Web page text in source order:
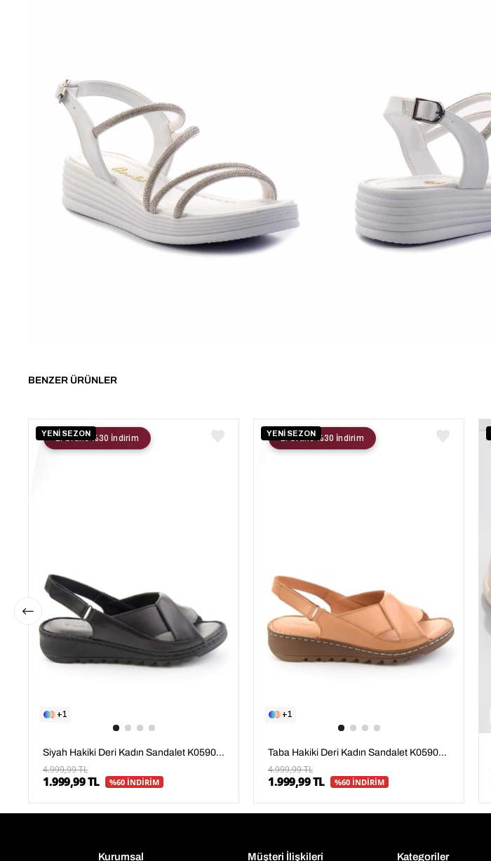
BENZER ÜRÜNLER
YENİ SEZON
1
Siyah Hakiki Deri Kadın Sandalet K05907001803
4.999,99 TL
1.999,99 TL %60 İNDİRİM
2. Ürüne %30 İndirim YENİ SEZON
1
Taba Hakiki Deri Kadın Sandalet K05907001803
4.999,99 TL
1.999,99 TL %60 İNDİRİM
2. Ürüne %30 İndirim
Kurumsal Müşteri İlişkileri Kategoriler